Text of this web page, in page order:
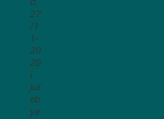
27
/1
1-
20
20
i
Jul
eb
ye